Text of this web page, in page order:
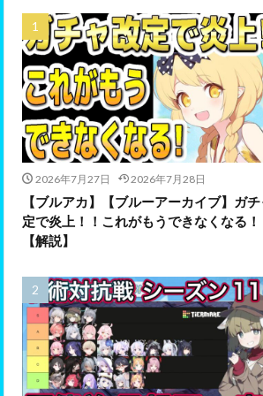
2026年7月27日 2026年7月28日
【ブルアカ】【ブルーアーカイブ】ガ
定で炎上！！これがもうできなくなる！
【解説】